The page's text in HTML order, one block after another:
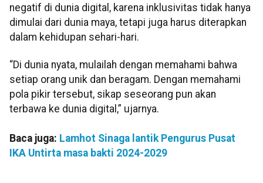
negatif di dunia digital, karena inklusivitas tidak hanya
dimulai dari dunia maya, tetapi juga harus diterapkan
dalam kehidupan sehari-hari.
“Di dunia nyata, mulailah dengan memahami bahwa
setiap orang unik dan beragam. Dengan memahami
pola pikir tersebut, sikap seseorang pun akan
terbawa ke dunia digital,” ujarnya.
Baca juga: Lamhot Sinaga lantik Pengurus Pusat
IKA Untirta masa bakti 2024-2029